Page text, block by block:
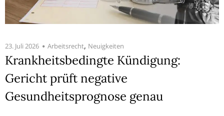
23. Juli 2026 Arbeitsrecht, Neuigkeiten
Krankheitsbedingte Kündigung:
Gericht prüft negative
Gesundheitsprognose genau